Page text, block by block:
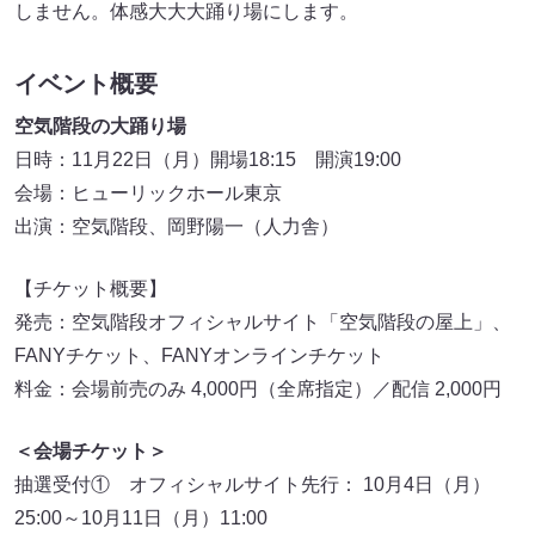
しません。体感大大大踊り場にします。
イベント概要
空気階段の大踊り場
日時：11月22日（月）開場18:15 開演19:00
会場：ヒューリックホール東京
出演：空気階段、岡野陽一（人力舎）
【チケット概要】
発売：空気階段オフィシャルサイト「空気階段の屋上」、
FANYチケット、FANYオンラインチケット
料金：会場前売のみ 4,000円（全席指定）／配信 2,000円
＜会場チケット＞
抽選受付① オフィシャルサイト先行： 10月4日（月）
25:00～10月11日（月）11:00